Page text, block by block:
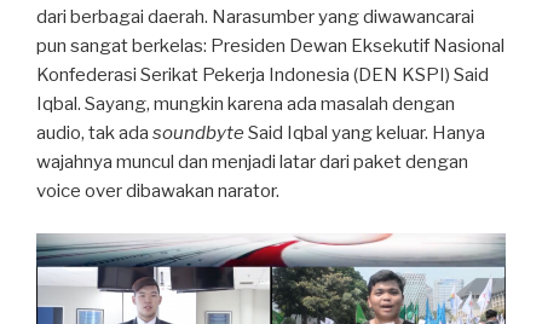
dari berbagai daerah. Narasumber yang diwawancarai
pun sangat berkelas: Presiden Dewan Eksekutif Nasional
Konfederasi Serikat Pekerja Indonesia (DEN KSPI) Said
Iqbal. Sayang, mungkin karena ada masalah dengan
audio, tak ada soundbyte Said Iqbal yang keluar. Hanya
wajahnya muncul dan menjadi latar dari paket dengan
voice over dibawakan narator.